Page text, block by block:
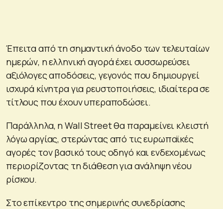
Έπειτα από τη σημαντική άνοδο των τελευταίων
ημερών, η ελληνική αγορά έχει συσσωρεύσει
αξιόλογες αποδόσεις, γεγονός που δημιουργεί
ισχυρά κίνητρα για ρευστοποιήσεις, ιδιαίτερα σε
τίτλους που έχουν υπεραποδώσει.
Παράλληλα, η Wall Street θα παραμείνει κλειστή
λόγω αργίας, στερώντας από τις ευρωπαϊκές
αγορές τον βασικό τους οδηγό και ενδεχομένως
περιορίζοντας τη διάθεση για ανάληψη νέου
ρίσκου.
Στο επίκεντρο της σημερινής συνεδρίασης